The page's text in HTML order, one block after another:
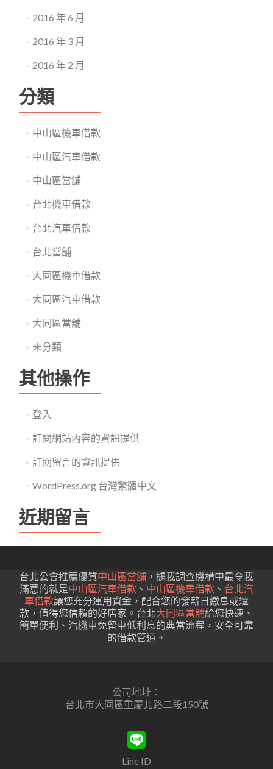
2016 年 6 月
2016 年 3 月
2016 年 2 月
分類
中山區機車借款
中山區汽車借款
中山區當舖
台北機車借款
台北汽車借款
台北當舖
大同區機車借款
大同區汽車借款
大同區當舖
未分類
其他操作
登入
訂閱網站內容的資訊提供
訂閱留言的資訊提供
WordPress.org 台灣繁體中文
近期留言
台北公會推薦優質中山區當舖 ，據我調查機構中最令我
滿意的就是中山區汽車借款 、 中山區機車借款 、 台北汽
車借款讓您充分運用資金，配合您的發薪日繳息或還
款，值得您信賴的好店家。台北大同區當舖給您快速、
簡單便利、汽機車免留車低利息的典當流程，安全可靠
的借款管道。
公司地址：
台北市大同區重慶北路二段150號
Line ID